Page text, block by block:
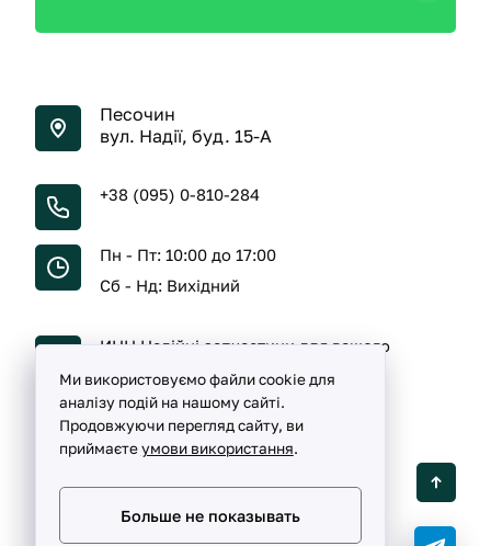
Песочин
вул. Надії, буд. 15-А
+38 (095) 0-810-284
Пн - Пт: 10:00 до 17:00
Сб - Нд: Вихідний
ИНН Надійні запчастини для вашого
Ми використовуємо файли cookie для
аналізу подій на нашому сайті.
Продовжуючи перегляд сайту, ви
приймаєтеумови використання.
Больше не показывать